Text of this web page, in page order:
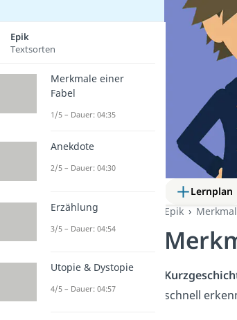
Lernplan
Epik
schnell
Epik
Textsorten
Merkmale einer
Fabel
1/5 – Dauer: 04:35
Anekdote
2/5 – Dauer: 04:30
Erzählung
3/5 – Dauer: 04:54
Utopie & Dystopie
4/5 – Dauer: 04:57